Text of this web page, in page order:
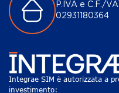
P.IVA e C.F./VAT
02931180364
Integrae SIM è autorizzata a
investimento: